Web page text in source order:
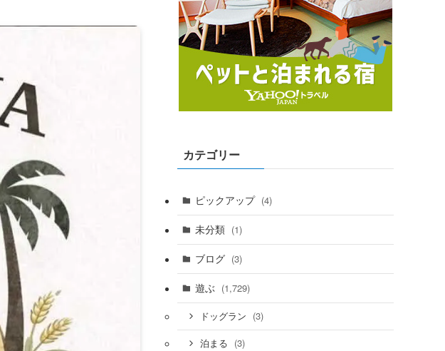
カテゴリー
ピックアップ (4)
未分類 (1)
ブログ (3)
遊ぶ (1,729)
ドッグラン (3)
泊まる (3)